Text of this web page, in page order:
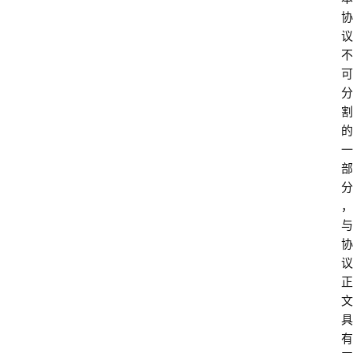
协
议
不
可
分
割
的
一
部
分
，
与
协
议
正
文
具
有